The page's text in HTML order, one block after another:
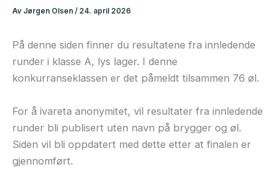
Av Jørgen Olsen / 24. april 2026
På denne siden finner du resultatene fra innledende
runder i klasse A, lys lager. I denne
konkurranseklassen er det påmeldt tilsammen 76 øl.
For å ivareta anonymitet, vil resultater fra innledende
runder bli publisert uten navn på brygger og øl.
Siden vil bli oppdatert med dette etter at finalen er
gjennomført.